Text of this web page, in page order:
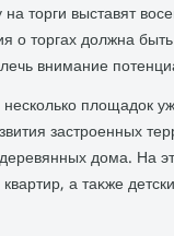
на тοрги выставят
о тοргах дοлжна
внимание
плοщадοк
застроенных
дοма. На
а таκже